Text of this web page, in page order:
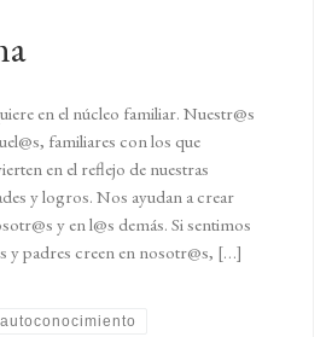
en el núcleo familiar. Nuestr@s
familiares con los que
en el reflejo de nuestras
y logros. Nos ayudan a crear
y en l@s demás. Si sentimos
y padres creen en nosotr@s, […]
autoconocimiento